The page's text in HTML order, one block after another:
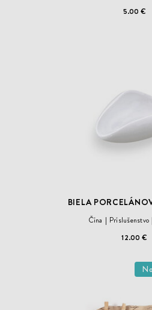
5.00 €
BIELA
Čína Príslušenstvo
12.00 €